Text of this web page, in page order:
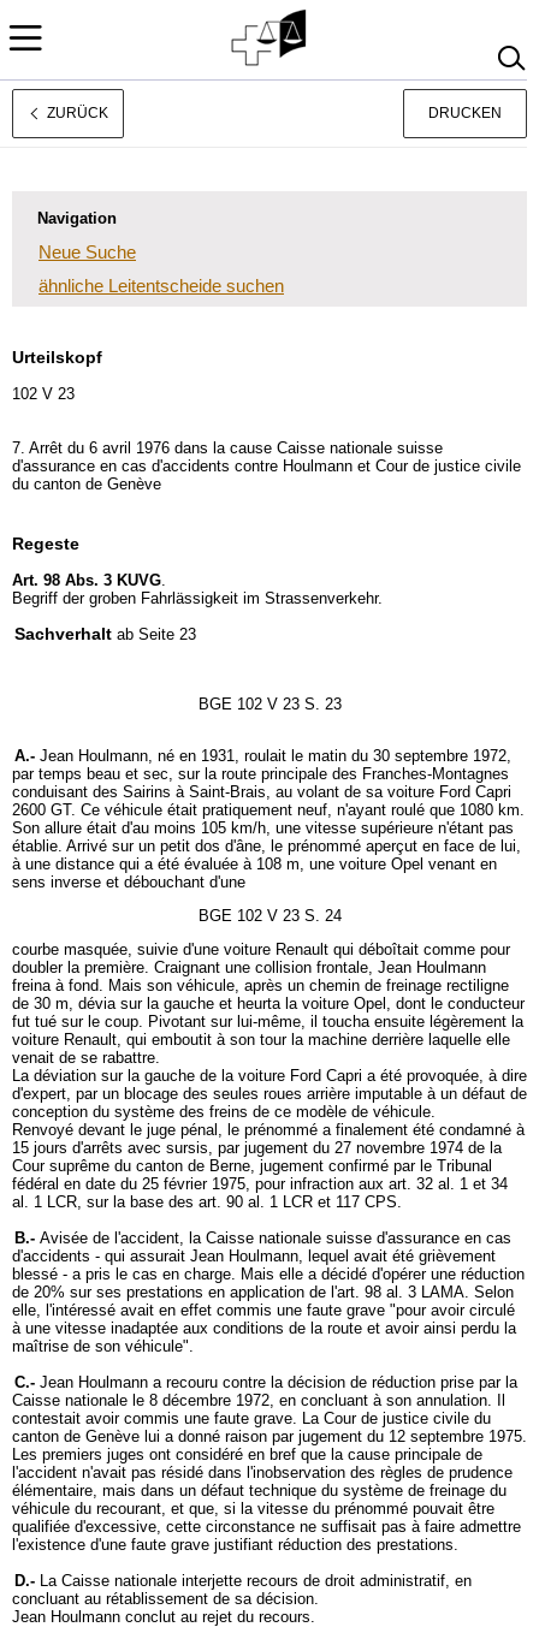
Français
ZURÜCK DRUCKEN
Navigation
Neue Suche
ähnliche Leitentscheide suchen
Urteilskopf
102 V 23
7. Arrêt du 6 avril 1976 dans la cause Caisse nationale suisse
d'assurance en cas d'accidents contre Houlmann et Cour de justice civile
du canton de Genève
Regeste
Art. 98 Abs. 3 KUVG.
Begriff der groben Fahrlässigkeit im Strassenverkehr.
Sachverhalt ab Seite 23
BGE 102 V 23 S. 23
A.- Jean Houlmann, né en 1931, roulait le matin du 30 septembre 1972,
par temps beau et sec, sur la route principale des Franches-Montagnes
conduisant des Sairins à Saint-Brais, au volant de sa voiture Ford Capri
2600 GT. Ce véhicule était pratiquement neuf, n'ayant roulé que 1080 km.
Son allure était d'au moins 105 km/h, une vitesse supérieure n'étant pas
établie. Arrivé sur un petit dos d'âne, le prénommé aperçut en face de lui,
à une distance qui a été évaluée à 108 m, une voiture Opel venant en
sens inverse et débouchant d'une
BGE 102 V 23 S. 24
courbe masquée, suivie d'une voiture Renault qui déboîtait comme pour
doubler la première. Craignant une collision frontale, Jean Houlmann
freina à fond. Mais son véhicule, après un chemin de freinage rectiligne
de 30 m, dévia sur la gauche et heurta la voiture Opel, dont le conducteur
fut tué sur le coup. Pivotant sur lui-même, il toucha ensuite légèrement la
voiture Renault, qui emboutit à son tour la machine derrière laquelle elle
venait de se rabattre.
La déviation sur la gauche de la voiture Ford Capri a été provoquée, à dire
d'expert, par un blocage des seules roues arrière imputable à un défaut de
conception du système des freins de ce modèle de véhicule.
Renvoyé devant le juge pénal, le prénommé a finalement été condamné à
15 jours d'arrêts avec sursis, par jugement du 27 novembre 1974 de la
Cour suprême du canton de Berne, jugement confirmé par le Tribunal
fédéral en date du 25 février 1975, pour infraction aux art. 32 al. 1 et 34
al. 1 LCR, sur la base des art. 90 al. 1 LCR et 117 CPS.
B.- Avisée de l'accident, la Caisse nationale suisse d'assurance en cas
d'accidents - qui assurait Jean Houlmann, lequel avait été grièvement
blessé - a pris le cas en charge. Mais elle a décidé d'opérer une réduction
de 20% sur ses prestations en application de l'art. 98 al. 3 LAMA. Selon
elle, l'intéressé avait en effet commis une faute grave "pour avoir circulé
à une vitesse inadaptée aux conditions de la route et avoir ainsi perdu la
maîtrise de son véhicule".
C.- Jean Houlmann a recouru contre la décision de réduction prise par la
Caisse nationale le 8 décembre 1972, en concluant à son annulation. Il
contestait avoir commis une faute grave. La Cour de justice civile du
canton de Genève lui a donné raison par jugement du 12 septembre 1975.
Les premiers juges ont considéré en bref que la cause principale de
l'accident n'avait pas résidé dans l'inobservation des règles de prudence
élémentaire, mais dans un défaut technique du système de freinage du
véhicule du recourant, et que, si la vitesse du prénommé pouvait être
qualifiée d'excessive, cette circonstance ne suffisait pas à faire admettre
l'existence d'une faute grave justifiant réduction des prestations.
D.- La Caisse nationale interjette recours de droit administratif, en
concluant au rétablissement de sa décision.
Jean Houlmann conclut au rejet du recours.